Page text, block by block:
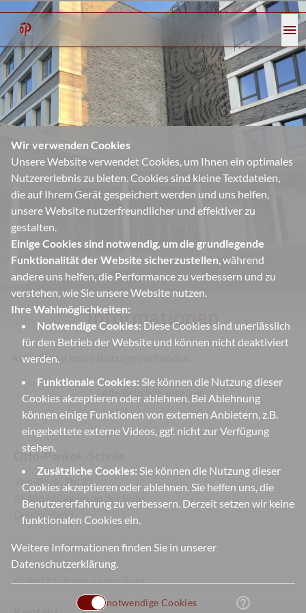
Wir verwenden Cookies
Unsere Website verwendet Cookies, um Ihnen ein optimales
Nutzererlebnis zu bieten. Cookies sind kleine Textdateien,
die auf Ihrem Gerät gespeichert werden und uns helfen,
unsere Website nutzerfreundlicher und effektiver zu
gestalten.
Einige Cookies sind notwendig, um die grundlegende
Funktionalität der Website sicherzustellen, während
andere uns helfen, die Performance zu verbessern und zu
verstehen, wie Sie unsere Website nutzen.
Ihre Wahlmöglichkeiten:
Notwendige Cookies: Diese Cookies sind unerlässlich
für den Betrieb der Website und können nicht deaktiviert
werden.
Funktionale Cookies: Sie können die Nutzung dieser
Cookies akzeptieren oder ablehnen. Bei Ablehnung
können einige Funktionen von externen Anbietern, z.B.
eingebettete externe Videos, ggf. nicht zur Verfügung
stehen.
Zusätzliche Cookies: Sie können die Nutzung dieser
Cookies akzeptieren oder ablehnen. Sie helfen uns, die
Benutzererfahrung zu verbessern. Derzeit setzen wir keine
funktionalen Cookies ein.
Weitere Informationen finden Sie in unserer
Datenschutzerklärung.
notwendige Cookies help_outline
menu
Informationen
Aktuell sind keine Beiträge vorhanden.
Alle Beiträge anzeigen
Otto-Pankok-Schule
Von-Bock-Str. 81
45468 Mülheim an der Ruhr
Deutschland
Dependence(Sek II):
Bruchstr. 87
45468 Mülheim an der Ruhr